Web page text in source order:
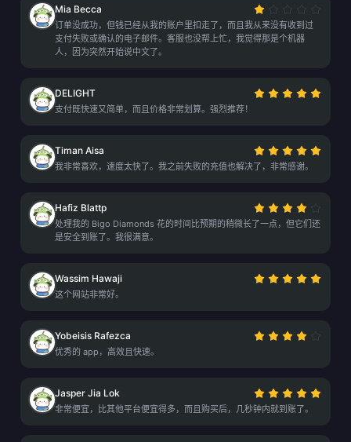
Mia Becca
订单没成功，但钱已经从我的账户里扣走了，而且我从来没有收到过
支付失败或确认的电子邮件。客服也没帮上忙，我觉得那是个机器
人，因为突然开始说中文了。
DELIGHT
支付既快速又简单，而且价格非常划算。强烈推荐！
Timan Aisa
我非常喜欢，速度太快了。我之前失败的充值也解决了，非常感谢。
Hafiz Blattp
处理我的 Bigo Diamonds 花的时间比预期的稍微长了一点，但它们还
是安全到账了。我很满意。
Wassim Hawaji
这个网站非常好。
Yobeisis Rafezca
优秀的 app，高效且快速。
Jasper Jia Lok
非常便宜，比其他平台便宜得多，而且购买后，几秒钟内就到账了。